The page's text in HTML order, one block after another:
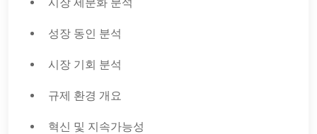
성장 동인 분석
시장 기회 분석
규제 환경 개요
혁신 및 지속가능성